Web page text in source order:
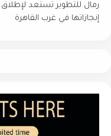
رمال للتطوير تستعد
إنجازاتها في غرب القاهرة